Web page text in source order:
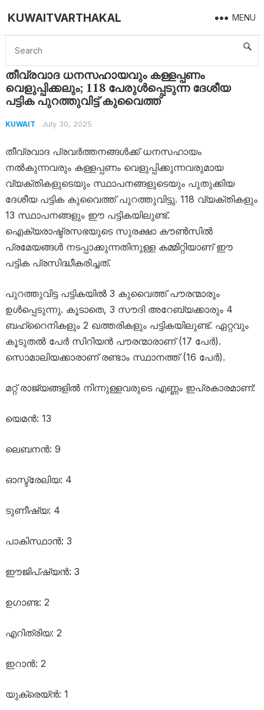
KUWAITVARTHAKAL MENU
Home Kuwait തീവ്രവാദ ധനസഹായവും കള്ളപ്പണം വെളുപ്പിക്കലും; 118 പേരുൾപ്പെടുന്ന ദേശീയ പട്ടിക പുറത്തുവിട്ട് കുവൈത്ത്
തീവ്രവാദ ധനസഹായവും കള്ളപ്പണം
വെളുപ്പിക്കലും; 118 പേരുൾപ്പെടുന്ന ദേശീയ
പട്ടിക പുറത്തുവിട്ട് കുവൈത്ത്
KUWAIT July 30, 2025
തീവ്രവാദ പ്രവർത്തനങ്ങൾക്ക് ധനസഹായം
നൽകുന്നവരും കള്ളപ്പണം വെളുപ്പിക്കുന്നവരുമായ
വ്യക്തികളുടെയും സ്ഥാപനങ്ങളുടെയും പുതുക്കിയ
ദേശീയ പട്ടിക കുവൈത്ത് പുറത്തുവിട്ടു. 118 വ്യക്തികളും
13 സ്ഥാപനങ്ങളും ഈ പട്ടികയിലുണ്ട്.
ഐക്യരാഷ്ട്രസഭയുടെ സുരക്ഷാ കൗൺസിൽ
പ്രമേയങ്ങൾ നടപ്പാക്കുന്നതിനുള്ള കമ്മിറ്റിയാണ് ഈ
പട്ടിക പ്രസിദ്ധീകരിച്ചത്.
പുറത്തുവിട്ട പട്ടികയിൽ 3 കുവൈത്ത് പൗരന്മാരും
ഉൾപ്പെടുന്നു. കൂടാതെ, 3 സൗദി അറേബ്യക്കാരും 4
ബഹ്‌റൈനികളും 2 ഖത്തരികളും പട്ടികയിലുണ്ട്. ഏറ്റവും
കൂടുതൽ പേർ സിറിയൻ പൗരന്മാരാണ് (17 പേർ).
സൊമാലിയക്കാരാണ് രണ്ടാം സ്ഥാനത്ത് (16 പേർ).
മറ്റ് രാജ്യങ്ങളിൽ നിന്നുള്ളവരുടെ എണ്ണം ഇപ്രകാരമാണ്:
യെമൻ: 13
ലെബനൻ: 9
ഓസ്ട്രേലിയ: 4
ടുണീഷ്യ: 4
പാകിസ്ഥാൻ: 3
ഈജിപ്ഷ്യൻ: 3
ഉഗാണ്ട: 2
എറിത്രിയ: 2
ഇറാൻ: 2
യുക്രെയ്ൻ: 1